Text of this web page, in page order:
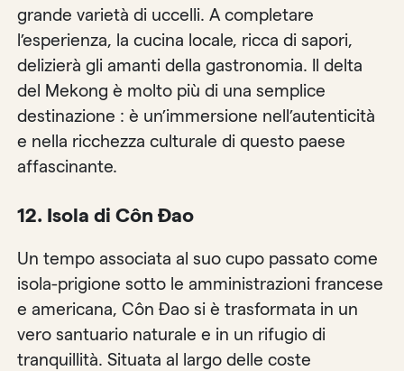
grande varietà di uccelli. A completare
l’esperienza, la cucina locale, ricca di sapori,
delizierà gli amanti della gastronomia. Il delta
del Mekong è molto più di una semplice
destinazione : è un’immersione nell’autenticità
e nella ricchezza culturale di questo paese
affascinante.
12. Isola di Côn Đao
Un tempo associata al suo cupo passato come
isola-prigione sotto le amministrazioni francese
e americana, Côn Đao si è trasformata in un
vero santuario naturale e in un rifugio di
tranquillità. Situata al largo delle coste